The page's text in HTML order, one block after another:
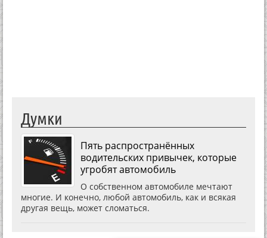
Думки
Пять распространённых
водительских привычек, которые
угробят автомобиль
О собственном автомобиле мечтают
многие. И конечно, любой автомобиль, как и всякая
другая вещь, может сломаться.